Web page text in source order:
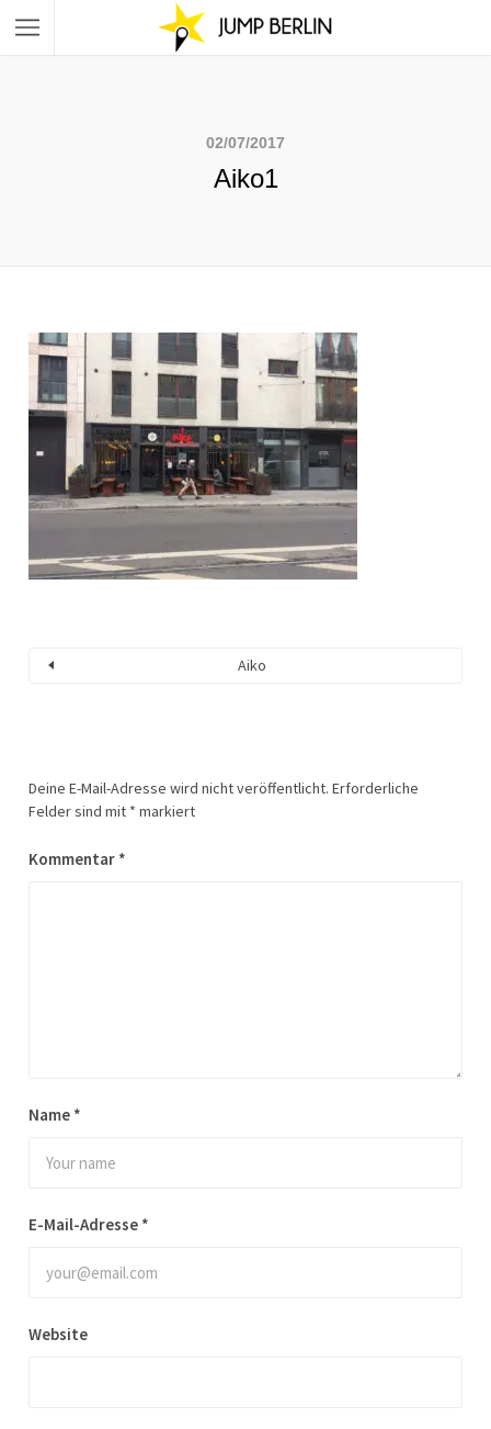
02/07/2017
Aiko1
Aiko
Deine E-Mail-Adresse wird nicht veröffentlicht. Erforderliche
Felder sind mit * markiert
Kommentar *
Name *
E-Mail-Adresse *
Website